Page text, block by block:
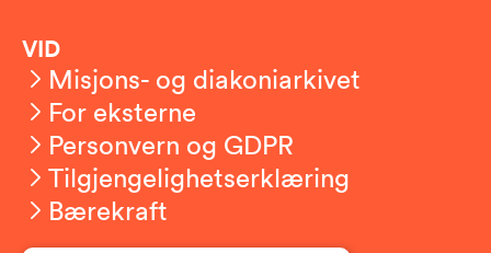
VID
Misjons- og diakoniarkivet
For eksterne
Personvern og GDPR
Tilgjengelighetserklæring
Bærekraft